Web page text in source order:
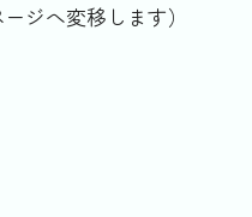
ジへ変移します）